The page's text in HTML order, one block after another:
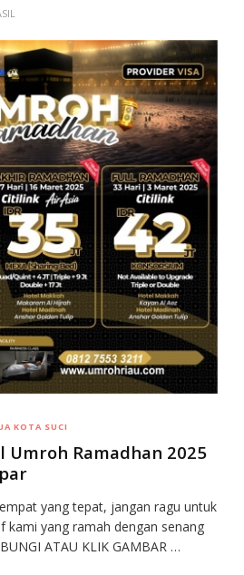
KOTA SUCI
Umroh Ramadhan 2025
yang tepat, jangan ragu untuk
kami yang ramah dengan senang
ATAU KLIK GAMBAR …